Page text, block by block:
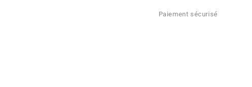
Paiement sécurisé